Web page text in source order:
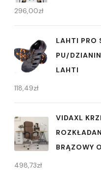
296,00zł
LAHTI PRO
PU/
LAHTI
118,49zł
VIDAXL
BRĄZOWY
498,73zł